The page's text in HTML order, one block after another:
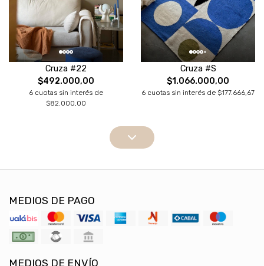
Cruza #22
$492.000,00
6 cuotas sin interés de
$82.000,00
Cruza #S
$1.066.000,00
6 cuotas sin interés de $177.666,67
MEDIOS DE PAGO
MEDIOS DE ENVÍO